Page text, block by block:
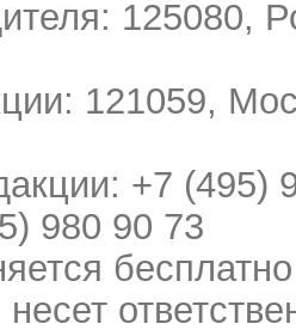
125080,
121059,
+7 (495)
980 90 73
бесплатно